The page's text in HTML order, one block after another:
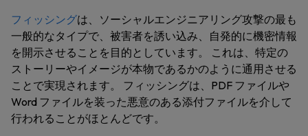
フィッシングは、ソーシャルエンジニアリング攻撃の最も
一般的なタイプで、被害者を誘い込み、自発的に機密情報
を開示させることを目的としています。 これは、特定の
ストーリーやイメージが本物であるかのように通用させる
ことで実現されます。 フィッシングは、PDF ファイルや
Word ファイルを装った悪意のある添付ファイルを介して
行われることがほとんどです。